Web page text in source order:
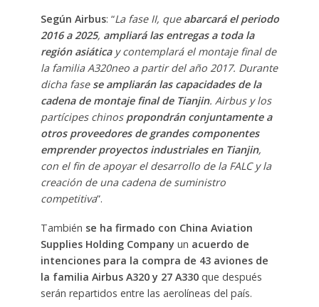
Según Airbus: “La fase II, queabarcará el periodo
2016 a 2025, ampliará las entregas a toda la
región asiáticay contemplará el montaje final de
la familia A320neo a partir del año 2017. Durante
dicha fase se ampliarán las capacidades de la
cadena de montaje final de Tianjin. Airbus y los
partícipes chinos propondrán conjuntamente a
otros proveedores de grandes componentes
emprender proyectos industriales en Tianjin,
con el fin de apoyar el desarrollo de la FALC y la
creación de una cadena de suministro
competitiva”.
También se ha firmado con China Aviation
Supplies Holding Companyun acuerdo de
intenciones para la compra de 43 aviones de
la familia Airbus A320 y 27 A330que después
serán repartidos entre las aerolíneas del país.